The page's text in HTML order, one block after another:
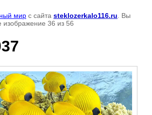
мир с сайта steklozerkalo116.ru . Вы
изображение 36 из 56